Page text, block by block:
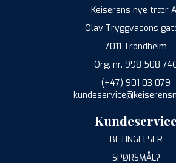
Keiserens nye trær
Olav Tryggvasons
7011 Trondheim
Org. nr. 998 508
(+47) 901 03 079
BETINGELSER
SPØRSMÅL?